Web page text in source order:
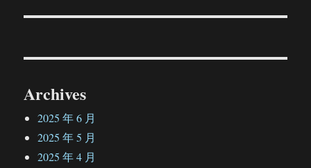
文
Archives
2025 年 6 月
2025 年 5 月
2025 年 4 月